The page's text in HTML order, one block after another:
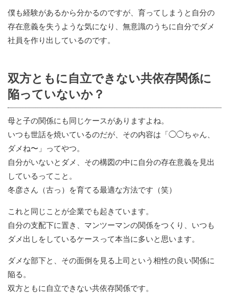
僕も経験があるから分かるのですが、育ってしまうと自分の
存在意義を失うような気になり、無意識のうちに自分でダメ
社員を作り出しているのです。
双方ともに自立できない共依存関係に
陥っていないか？
母と子の関係にも同じケースがありますよね。
いつも世話を焼いているのだが、その内容は「◯◯ちゃん、
ダメね〜」ってやつ。
自分がいないとダメ、その構図の中に自分の存在意義を見出
しているってこと。
冬彦さん（古っ）を育てる最適な方法です（笑）
これと同じことが企業でも起きています。
自分の支配下に置き、マンツーマンの関係をつくり、いつも
ダメ出しをしているケースって本当に多いと思います。
ダメな部下と、その面倒を見る上司という相性の良い関係に
陥る。
双方ともに自立できない共依存関係です。